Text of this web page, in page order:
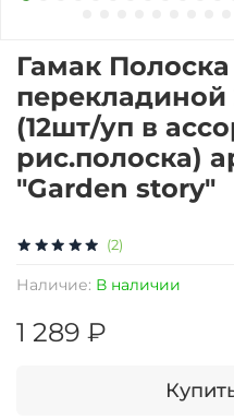
(2)
Наличие: В наличии
Гамак
перекладиной
(12шт/уп в
рис.полоска)
"Garden story"
1 289 ₽